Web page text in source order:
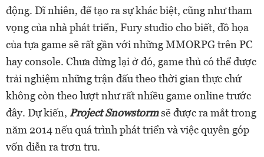
động. Dĩ nhiên, để tạo ra sự khác biệt, cũng như tham
vọng của nhà phát triển, Fury studio cho biết, đồ họa
của tựa game sẽ rất gần với những MMORPG trên PC
hay console. Chưa dừng lại ở đó, game thủ có thể được
trải nghiệm những trận đấu theo thời gian thực chứ
không còn theo lượt như rất nhiều game online trước
đây. Dự kiến, Project Snowstormsẽ được ra mắt trong
năm 2014 nếu quá trình phát triển và việc quyên góp
vốn diễn ra trơn tru.